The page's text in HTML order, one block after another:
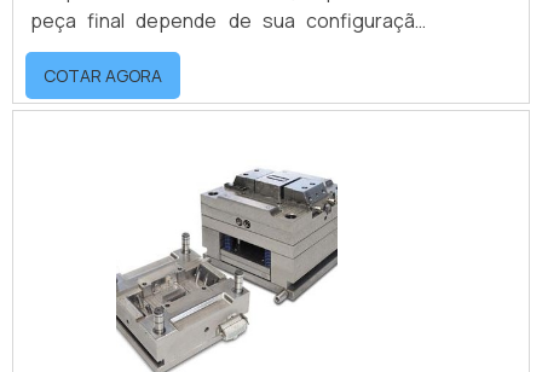
peça final depende de sua configuração.
Sendo assim, para um resultado de
qualidade, é preciso contar com uma boa
fábrica de moldes de injeção termoplástica
produtoOs moldes para termoplástico, muito
utilizados em procedimentos de polímeros,
nada mais são do que métodos práticos que
COTAR AGORA